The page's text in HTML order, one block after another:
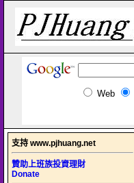
Web
支持 www.pjhuang.net
贊助上班族投資理財
Donate